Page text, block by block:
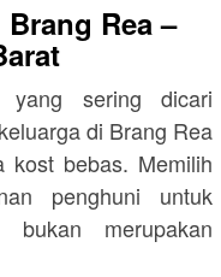
Rea –
sering dicari
di Brang Rea
kost bebas. Memilih
penghuni untuk
merupakan